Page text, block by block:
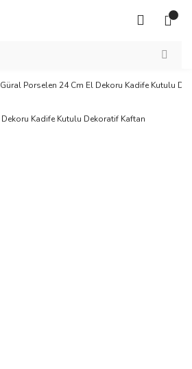
Güral Porselen 24 Cm El Dekoru Kadife Kutulu